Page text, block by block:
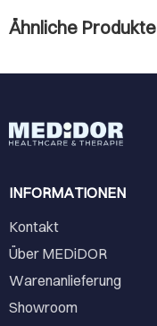
Ähnliche Produkte
INFORMATIONEN
Kontakt
Über MEDiDOR
Warenanlieferung
Showroom